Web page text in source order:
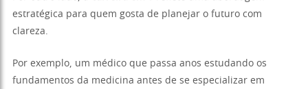
estratégica para quem gosta de planejar o futuro com
clareza.
Por exemplo, um médico que passa anos estudando os
fundamentos da medicina antes de se especializar em